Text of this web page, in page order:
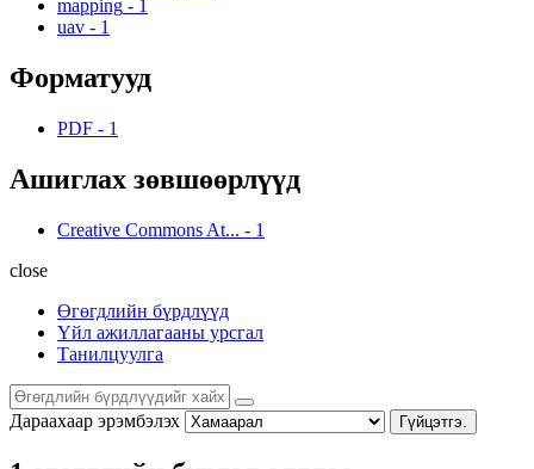
mapping - 1
uav - 1
Форматууд
PDF - 1
Ашиглах зөвшөөрлүүд
Creative Commons At... - 1
close
Өгөгдлийн бүрдлүүд
Үйл ажиллагааны урсгал
Танилцуулга
Дараахаар эрэмбэлэх Гүйцэтгэ.